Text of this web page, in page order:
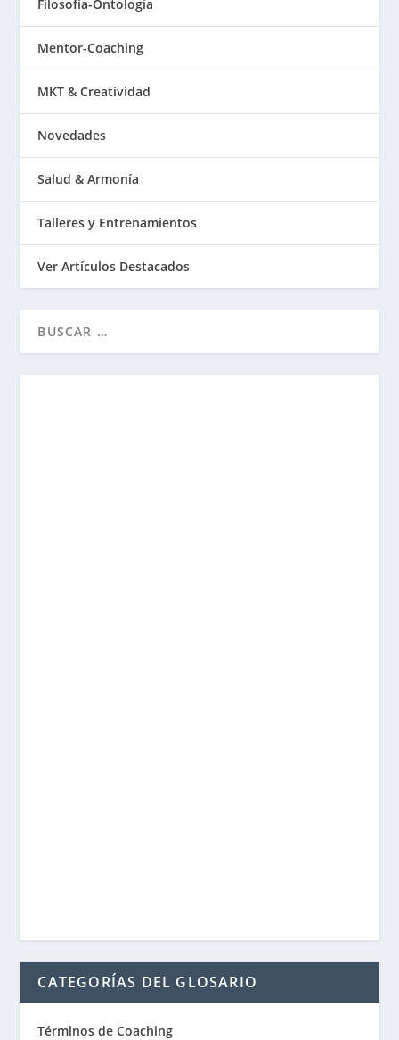
Filosofía-Ontología
Mentor-Coaching
MKT & Creatividad
Novedades
Salud & Armonía
Talleres y Entrenamientos
Ver Artículos Destacados
CATEGORÍAS DEL GLOSARIO
Términos de Coaching